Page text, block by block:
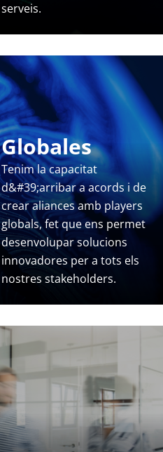
serveis.
Globales
Tenim la capacitat
d&#39;arribar a acords i de
crear aliances amb players
globals, fet que ens permet
desenvolupar solucions
innovadores per a tots els
nostres stakeholders.